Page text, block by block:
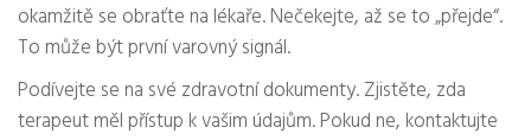
okamžitě se obraťte na lékaře. Nečekejte, až se to „přejde“.
To může být první varovný signál.
Podívejte se na své zdravotní dokumenty. Zjistěte, zda
terapeut měl přístup k vašim údajům. Pokud ne, kontaktujte